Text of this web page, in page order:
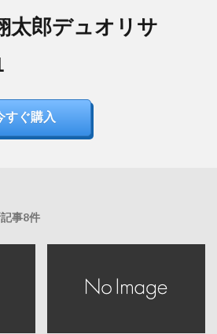
太郎デュオリサ
すぐ購入
事8件